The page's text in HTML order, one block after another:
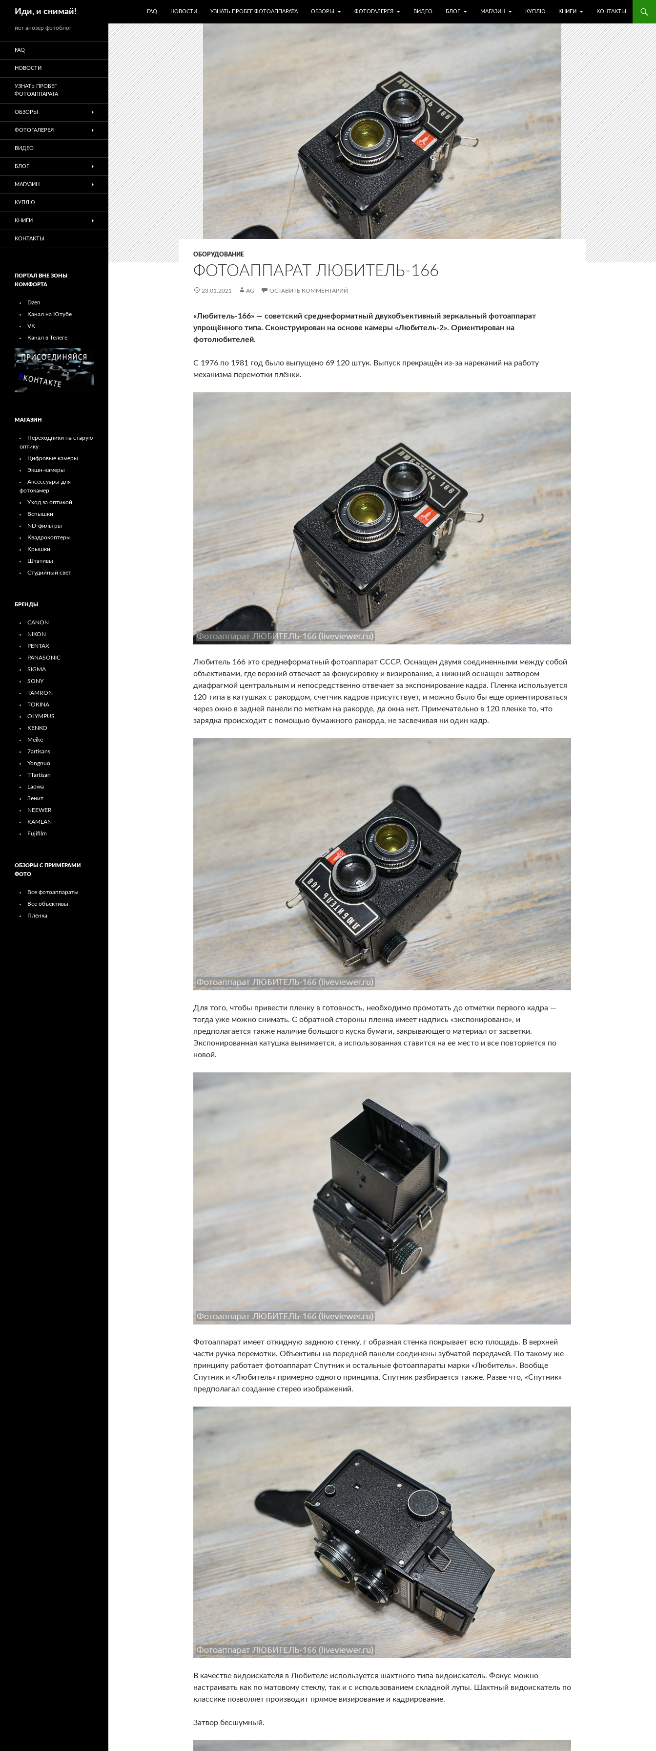
Иди, и снимай!
FAQ
НОВОСТИ УЗНАТЬ ПРОБЕГ ФОТОАППАРАТА ОБЗОРЫ ФОТОГАЛЕРЕЯ ВИДЕО БЛОГ МАГАЗИН КУПЛЮ КНИГИ КОНТАКТЫ
ОБОРУДОВАНИЕ
ФОТОАППАРАТ ЛЮБИТЕЛЬ-166
23.01.2021 AG ОСТАВИТЬ КОММЕНТАРИЙ
«Любитель-166» — советский среднеформатный двухобъективный зеркальный фотоаппарат
упрощённого типа. Сконструирован на основе камеры «Любитель-2». Ориентирован на
фотолюбителей.
С 1976 по 1981 год было выпущено 69 120 штук. Выпуск прекращён из-за нареканий на работу
механизма перемотки плёнки.
Любитель 166 это среднеформатный фотоаппарат СССР. Оснащен двумя соединенными между собой
объективами, где верхний отвечает за фокусировку и визирование, а нижний оснащен затвором
диафрагмой центральным и непосредственно отвечает за экспонирование кадра. Пленка используется
120 типа в катушках с ракордом, счетчик кадров присутствует, и можно было бы еще ориентироваться
через окно в задней панели по меткам на ракорде, да окна нет. Примечательно в 120 пленке то, что
зарядка происходит с помощью бумажного ракорда, не засвечивая ни один кадр.
Для того, чтобы привести пленку в готовность, необходимо промотать до отметки первого кадра —
тогда уже можно снимать. С обратной стороны пленка имеет надпись «экспонировано», и
предполагается также наличие большого куска бумаги, закрывающего материал от засветки.
Экспонированная катушка вынимается, а использованная ставится на ее место и все повторяется по
новой.
Фотоаппарат имеет откидную заднюю стенку, г образная стенка покрывает всю площадь. В верхней
части ручка перемотки. Объективы на передней панели соединены зубчатой передачей. По такому же
принципу работает фотоаппарат Спутник и остальные фотоаппараты марки «Любитель». Вообще
Спутник и «Любитель» примерно одного принципа, Спутник разбирается также. Разве что, «Спутник»
предполагал создание стерео изображений.
В качестве видоискателя в Любителе используется шахтного типа видоискатель. Фокус можно
настраивать как по матовому стеклу, так и с использованием складной лупы. Шахтный видоискатель по
классике позволяет производит прямое визирование и кадрирование.
Затвор бесшумный.
йет анозер фотоблог
FAQ
НОВОСТИ
УЗНАТЬ ПРОБЕГ
ФОТОАППАРАТА
ОБЗОРЫ
ФОТОГАЛЕРЕЯ
ВИДЕО
БЛОГ
МАГАЗИН
КУПЛЮ
КНИГИ
КОНТАКТЫ
ПОРТАЛ ВНЕ ЗОНЫ
КОМФОРТА
Dzen
Канал на Ютубе
VK
Канал в Телеге
МАГАЗИН
Переходники на старую
оптику
Цифровые камеры
Экшн-камеры
Аксессуары для
фотокамер
Уход за оптикой
Вспышки
ND-фильтры
Квадрокоптеры
Крышки
Штативы
Студийный свет
БРЕНДЫ
CANON
NIKON
PENTAX
PANASONIC
SIGMA
SONY
TAMRON
TOKINA
OLYMPUS
KENKO
Meike
7artisans
Yongnuo
TTartisan
Laowa
Зенит
NEEWER
KAMLAN
Fujifilm
ОБЗОРЫ С ПРИМЕРАМИ
ФОТО
Все фотоаппараты
Все объективы
Пленка